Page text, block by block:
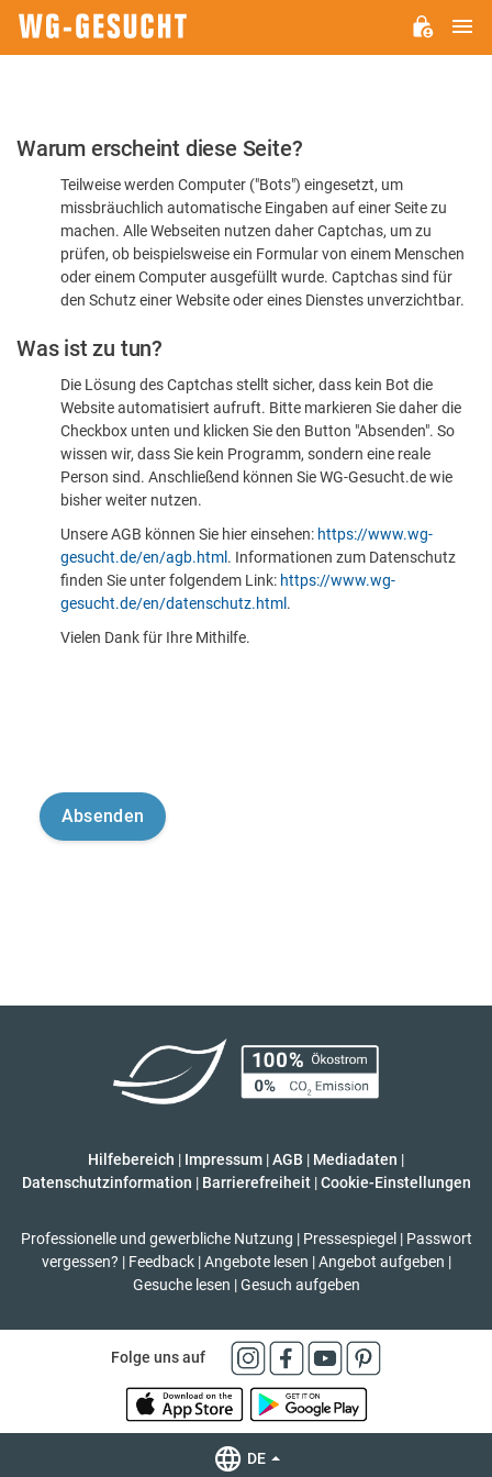
Bitte
dass
sind
Warum erscheint diese Seite?
Teilweise werden Computer ("Bots") eingesetzt, um
missbräuchlich automatische Eingaben auf einer Seite zu
machen. Alle Webseiten nutzen daher Captchas, um zu
prüfen, ob beispielsweise ein Formular von einem Menschen
oder einem Computer ausgefüllt wurde. Captchas sind für
den Schutz einer Website oder eines Dienstes unverzichtbar.
Was ist zu tun?
Die Lösung des Captchas stellt sicher, dass kein Bot die
Website automatisiert aufruft. Bitte markieren Sie daher die
Checkbox unten und klicken Sie den Button "Absenden". So
wissen wir, dass Sie kein Programm, sondern eine reale
Person sind. Anschließend können Sie WG-Gesucht.de wie
bisher weiter nutzen.
Unsere AGB können Sie hier einsehen: https://www.wg-
gesucht.de/en/agb.html . Informationen zum Datenschutz
finden Sie unter folgendem Link: https://www.wg-
gesucht.de/en/datenschutz.html .
Vielen Dank für Ihre Mithilfe.
Hilfebereich | Impressum |AGB | Mediadaten |
Datenschutzinformation | Barrierefreiheit | Cookie-Einstellungen
Professionelle und gewerbliche Nutzung | Pressespiegel | Passwort
vergessen? | Feedback | Angebote lesen | Angebot aufgeben |
Gesuche lesen | Gesuch aufgeben
Folge uns auf
DE